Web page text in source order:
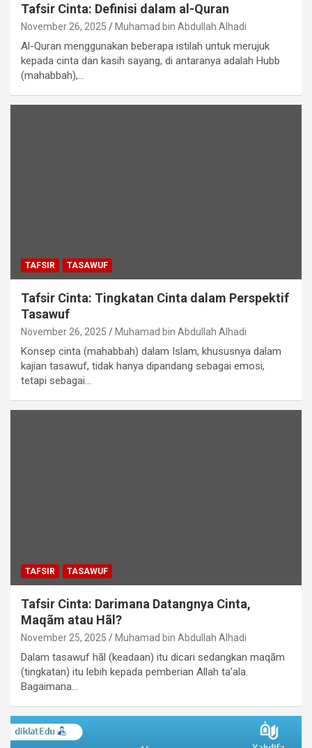
Tafsir Cinta: Definisi dalam al-Quran
November 26, 2025 Muhamad bin Abdullah Alhadi
Al-Quran menggunakan beberapa istilah untuk merujuk
kepada cinta dan kasih sayang, di antaranya adalah Hubb
(mahabbah),…
TAFSIR TASAWUF
Tafsir Cinta: Tingkatan Cinta dalam Perspektif
Tasawuf
November 26, 2025 Muhamad bin Abdullah Alhadi
Konsep cinta (mahabbah) dalam Islam, khususnya dalam
kajian tasawuf, tidak hanya dipandang sebagai emosi,
tetapi sebagai…
TAFSIR TASAWUF
Tafsir Cinta: Darimana Datangnya Cinta,
Maqãm atau Hãl?
November 25, 2025 Muhamad bin Abdullah Alhadi
Dalam tasawuf hãl (keadaan) itu dicari sedangkan maqãm
(tingkatan) itu lebih kepada pemberian Allah ta’ala.
Bagaimana…